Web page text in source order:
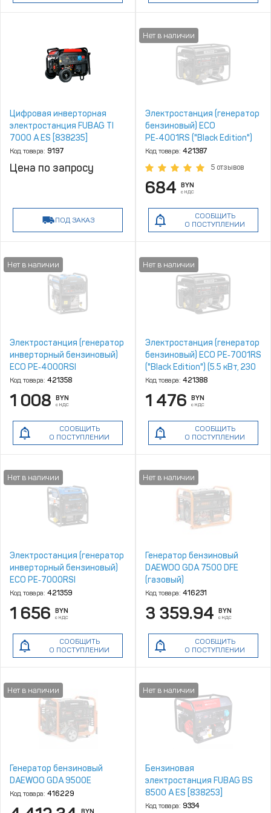
Цифровая инверторная
электростанция FUBAG TI
7000 A ES [838235]
Код товара: 9197
Цена по запросу
ПОД ЗАКАЗ
Электростанция (генератор
бензиновый) ECO
PE‑4001RS ("Black Edition")
(2.8 кВт, 230 В, бак 15.0 л, вес
38 кг)
Код товара: 421387
5 отзывов
684 BYN
с НДС
СООБЩИТЬ
О ПОСТУПЛЕНИИ
Электростанция (генератор
инверторный бензиновый)
ECO PE‑4000RSI
(инверторный, 3.7 кВт, 230 В,
Код товара: 421358
1 008 BYN
с НДС
СООБЩИТЬ
О ПОСТУПЛЕНИИ
Электростанция (генератор
бензиновый) ECO PE‑7001RS
("Black Edition") (5.5 кВт, 230
В, бак 25.0 л, вес 72.2 кг)
Код товара: 421388
1 476 BYN
с НДС
СООБЩИТЬ
О ПОСТУПЛЕНИИ
Электростанция (генератор
инверторный бензиновый)
ECO PE‑7000RSI
(инверторный 5.5 кВт, 230 В,
Код товара: 421359
1 656 BYN
с НДС
СООБЩИТЬ
О ПОСТУПЛЕНИИ
Генератор бензиновый
DAEWOO GDA 7500 DFE
(газовый)
Код товара: 416231
3 359.94 BYN
с НДС
СООБЩИТЬ
О ПОСТУПЛЕНИИ
Генератор бензиновый
DAEWOO GDA 9500E
Код товара: 416229
Бензиновая
электростанция FUBAG BS
8500 A ES [838253]
Код товара: 9334